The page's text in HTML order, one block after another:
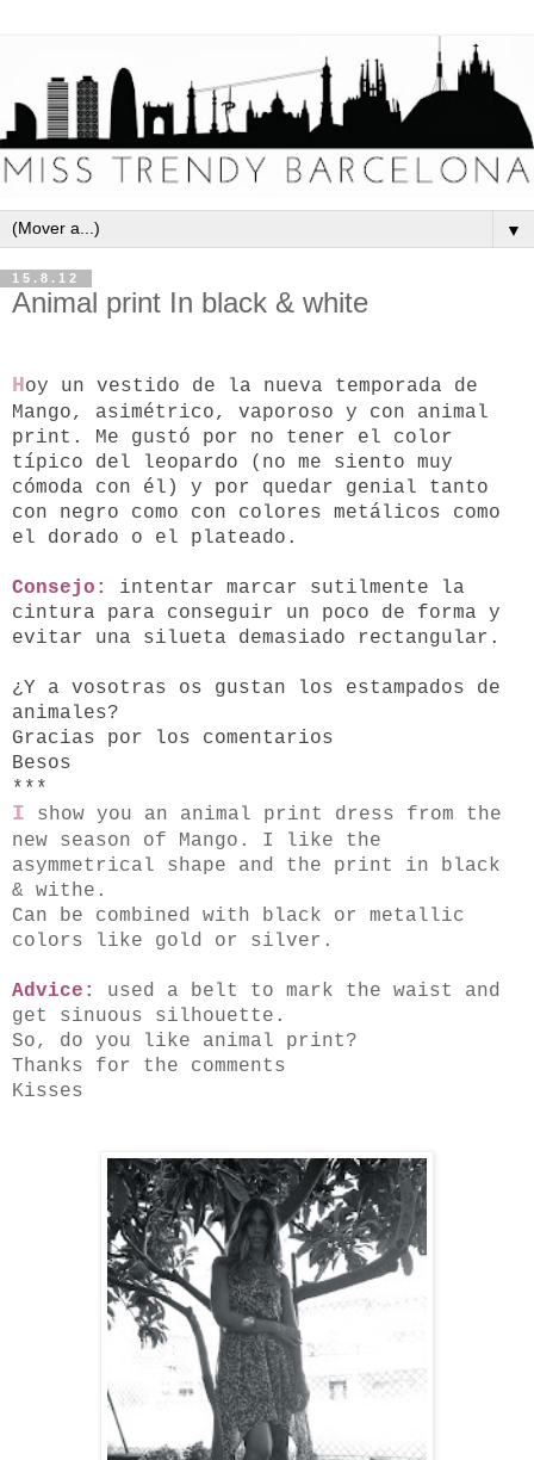
▼
15.8.12
Animal print In black & white
Hoy un vestido de la nueva temporada de
Mango, asimétrico, vaporoso y con animal
print. Me gustó por no tener el color
típico del leopardo (no me siento muy
cómoda con él) y por quedar genial tanto
con negro como con colores metálicos como
el dorado o el plateado.
Consejo:
intentar marcar sutilmente la
cintura para conseguir un poco de forma y
evitar una silueta demasiado rectangular.
¿Y a vosotras os gustan los estampados de
animales?
Gracias por los comentarios
Besos
***
I show you an animal print dress from the
new season of Mango. I like the
asymmetrical shape and the print in black
& withe.
Can be combined with black or metallic
colors like gold or silver.
Advice:
used a belt to mark the waist and
get sinuous silhouette.
So, do you like animal print?
Thanks for the comments
Kisses